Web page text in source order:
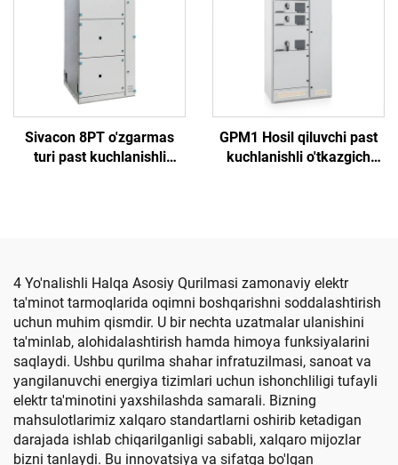
Sivacon 8PT o'zgarmas
turi past kuchlanishli
GPM1 Hosil qiluvchi past
kuchlanishli o'tkazgich
4 Yo'nalishli Halqa Asosiy Qurilmasi zamonaviy elektr
ta'minot tarmoqlarida oqimni boshqarishni soddalashtirish
uchun muhim qismdir. U bir nechta uzatmalar ulanishini
ta'minlab, alohidalashtirish hamda himoya funksiyalarini
saqlaydi. Ushbu qurilma shahar infratuzilmasi, sanoat va
yangilanuvchi energiya tizimlari uchun ishonchliligi tufayli
elektr ta'minotini yaxshilashda samarali. Bizning
mahsulotlarimiz xalqaro standartlarni oshirib ketadigan
darajada ishlab chiqarilganligi sababli, xalqaro mijozlar
bizni tanlaydi. Bu innovatsiya va sifatga bo'lgan